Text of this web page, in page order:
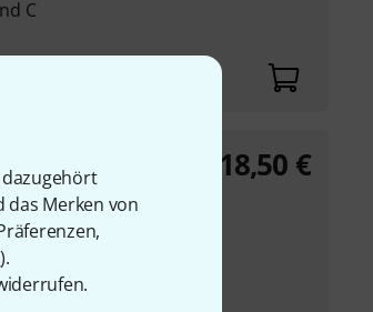
das Merken von
).
C
in
18,50 €